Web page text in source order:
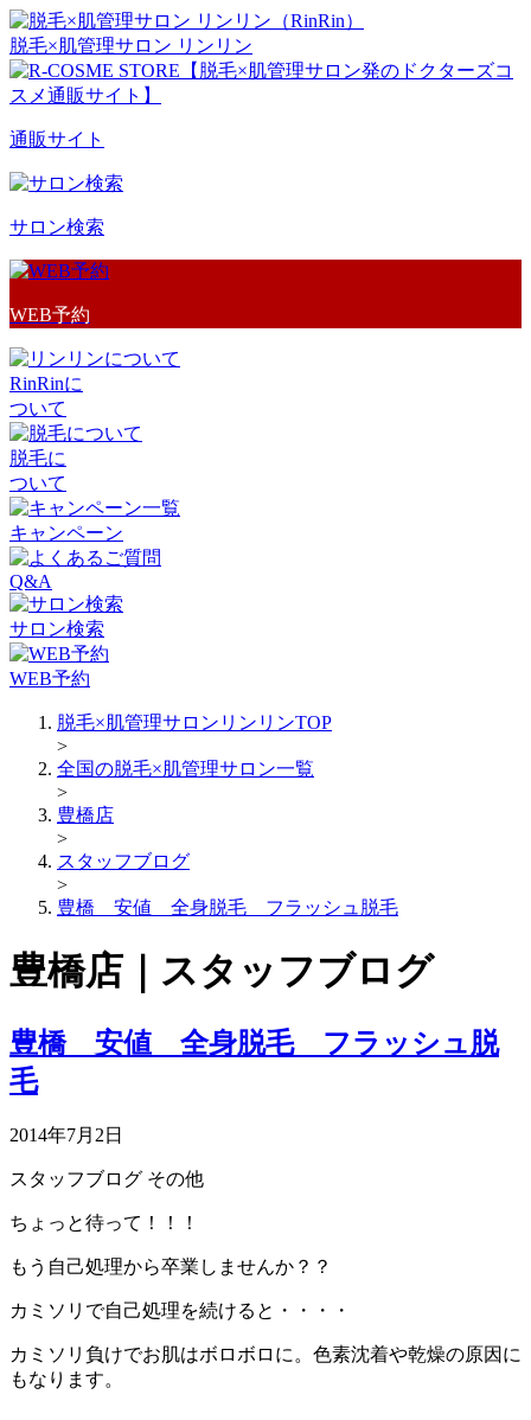
脱毛×肌管理サロン リンリン
通販サイト
サロン検索
WEB予約
RinRinに
ついて
脱毛に
ついて
キャンペーン
Q&A
サロン検索
WEB予約
脱毛×肌管理サロンリンリンTOP
>
全国の脱毛×肌管理サロン一覧
>
豊橋店
>
スタッフブログ
>
豊橋 安値 全身脱毛 フラッシュ脱毛
豊橋店｜スタッフブログ
豊橋 安値 全身脱毛 フラッシュ脱
毛
2014年7月2日
スタッフブログ その他
ちょっと待って！！！
もう自己処理から卒業しませんか？？
カミソリで自己処理を続けると・・・・
カミソリ負けでお肌はボロボロに。色素沈着や乾燥の原因に
もなります。